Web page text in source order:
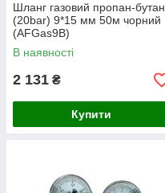
Шланг газовий пропан-бутан
(20bar) 9*15 мм 50м чорний
(AFGas9B)
В наявності
2 131 ₴
Купити